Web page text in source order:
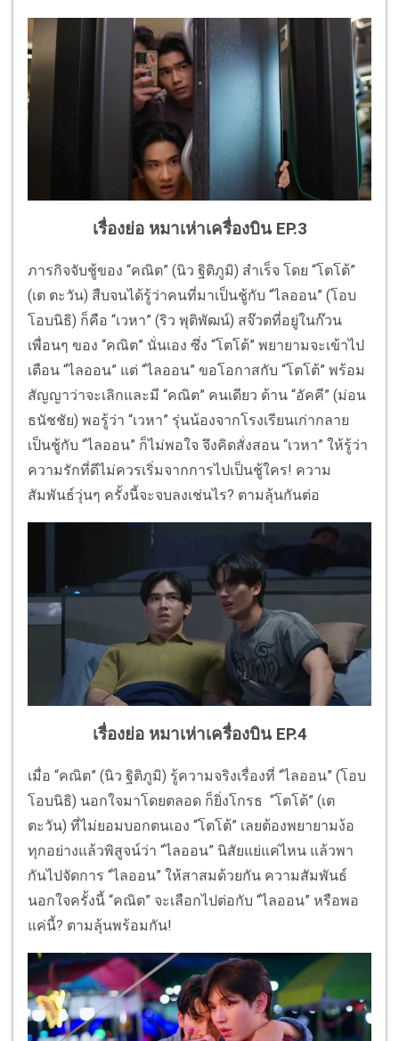
เรื่องย่อ หมาเห่าเครื่องบิน EP.3
ภารกิจจับชู้ของ “คณิต” (นิว ฐิติภูมิ) สำเร็จ โดย “โตโต้”
(เต ตะวัน) สืบจนได้รู้ว่าคนที่มาเป็นชู้กับ “ไลออน” (โอบ
โอบนิธิ) ก็คือ “เวหา” (ริว พุติพัฒน์) สจ๊วตที่อยู่ในก๊วน
เพื่อนๆ ของ “คณิต” นั่นเอง ซึ่ง “โตโต้” พยายามจะเข้าไป
เตือน “ไลออน” แต่ “ไลออน” ขอโอกาสกับ “โตโต้” พร้อม
สัญญาว่าจะเลิกและมี “คณิต” คนเดียว ด้าน “อัคคี” (ม่อน
ธนัชชัย) พอรู้ว่า “เวหา” รุ่นน้องจากโรงเรียนเก่ากลาย
เป็นชู้กับ “ไลออน” ก็ไม่พอใจ จึงคิดสั่งสอน “เวหา” ให้รู้ว่า
ความรักที่ดีไม่ควรเริ่มจากการไปเป็นชู้ใคร! ความ
สัมพันธ์วุ่นๆ ครั้งนี้จะจบลงเช่นไร? ตามลุ้นกันต่อ
เรื่องย่อ หมาเห่าเครื่องบิน EP.4
เมื่อ “คณิต” (นิว ฐิติภูมิ) รู้ความจริงเรื่องที่ “ไลออน” (โอบ
โอบนิธิ) นอกใจมาโดยตลอด ก็ยิ่งโกรธ “โตโต้” (เต
ตะวัน) ที่ไม่ยอมบอกตนเอง “โตโต้” เลยต้องพยายามง้อ
ทุกอย่างแล้วพิสูจน์ว่า “ไลออน” นิสัยแย่แค่ไหน แล้วพา
กันไปจัดการ “ไลออน” ให้สาสมด้วยกัน ความสัมพันธ์
นอกใจครั้งนี้ “คณิต” จะเลือกไปต่อกับ “ไลออน” หรือพอ
แค่นี้? ตามลุ้นพร้อมกัน!